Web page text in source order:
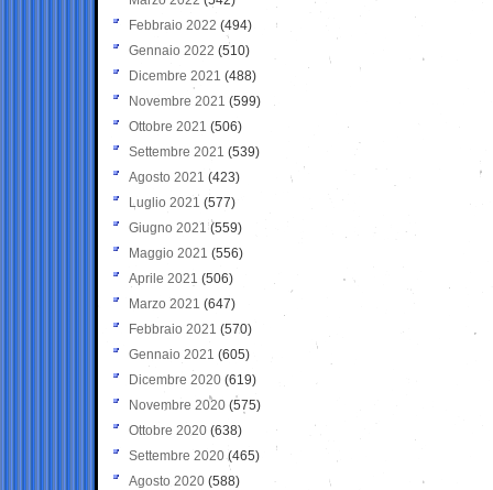
Febbraio 2022 (494)
Gennaio 2022 (510)
Dicembre 2021 (488)
Novembre 2021 (599)
Ottobre 2021 (506)
Settembre 2021 (539)
Agosto 2021 (423)
Luglio 2021 (577)
Giugno 2021(559)
Maggio 2021 (556)
Aprile 2021 (506)
Marzo 2021 (647)
Febbraio 2021 (570)
Gennaio 2021 (605)
Dicembre 2020 (619)
Novembre 2020 (575)
Ottobre 2020 (638)
Settembre 2020(465)
Agosto 2020 (588)